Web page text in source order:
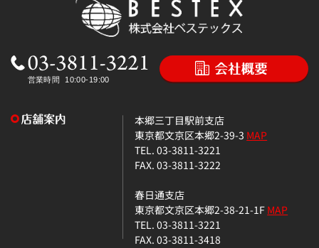
本郷三丁目駅前支店
東京都文京区本郷2-39-3 MAP
TEL. 03-3811-3221
FAX. 03-3811-3222
春日通支店
東京都文京区本郷2-38-21-1FMAP
TEL. 03-3811-3221
FAX. 03-3811-3418